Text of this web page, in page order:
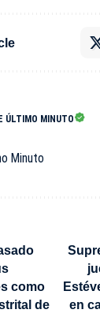
ÚLTIMO MINUTO
Minuto
como
de
en